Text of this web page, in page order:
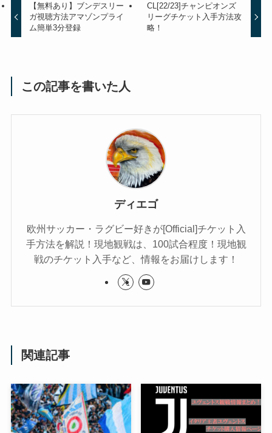
【無料あり】ブンデスリー
ガ視聴方法アマゾンプライ
ム簡単3分登録
CL[22/23]チャンピオンズ
リーグチケット入手方法攻
略！
この記事を書いた人
ディエゴ
欧州サッカー・ラグビー好きが[Official]チケット入
手方法を解説！現地観戦は、100試合程度！現地観
戦のチケット入手など、情報をお届けします！
関連記事